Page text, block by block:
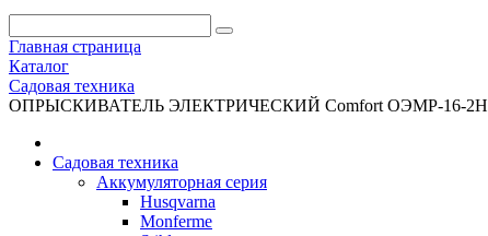
Главная страница
Каталог
Садовая техника
ОПРЫСКИВАТЕЛЬ ЭЛЕКТРИЧЕСКИЙ Comfort ОЭМР-16-2Н
Садовая техника
Аккумуляторная серия
Husqvarna
Monferme